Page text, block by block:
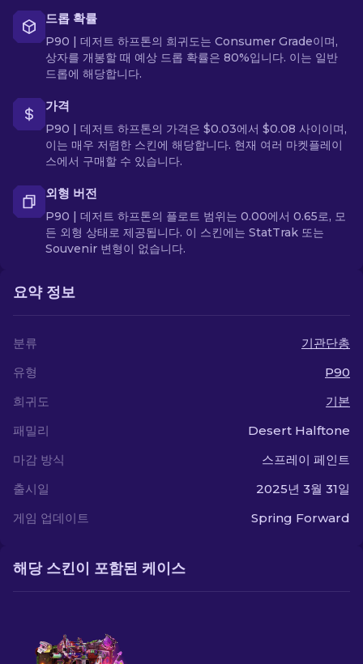
드롭 확률
P90 | 데저트 하프톤의 희귀도는 Consumer Grade이며,
상자를 개봉할 때 예상 드롭 확률은 80%입니다. 이는 일반
드롭에 해당합니다.
가격
P90 | 데저트 하프톤의 가격은 $0.03에서 $0.08 사이이며,
이는 매우 저렴한 스킨에 해당합니다. 현재 여러 마켓플레이
스에서 구매할 수 있습니다.
외형 버전
P90 | 데저트 하프톤의 플로트 범위는 0.00에서 0.65로, 모
든 외형 상태로 제공됩니다. 이 스킨에는 StatTrak 또는
Souvenir 변형이 없습니다.
요약 정보
분류
기관단총
유형
P90
희귀도
기본
패밀리
Desert Halftone
마감 방식
스프레이 페인트
출시일
2025년 3월 31일
게임 업데이트
Spring Forward
해당 스킨이 포함된 케이스